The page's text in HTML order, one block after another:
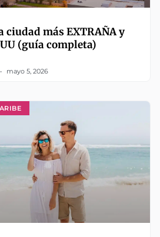
ciudad más EXTRAÑA y
(guía completa)
mayo 5, 2026